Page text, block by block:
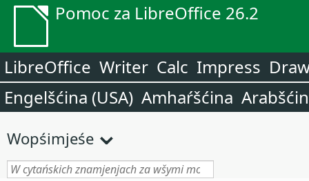
Pomoc za LibreOffice 26.2
LibreOffice Writer Calc Impress
Engelšćina (USA) Amhaŕšćina
Wopśimjeśe